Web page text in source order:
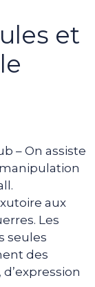
et
– On assiste
aux
Les
seules
des